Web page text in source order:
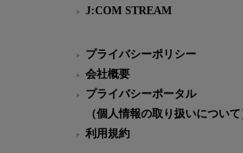
J:COM STREAM
プライバシーポリシー
会社概要
プライバシーポータル
（個人情報の取り扱いについて
利用規約